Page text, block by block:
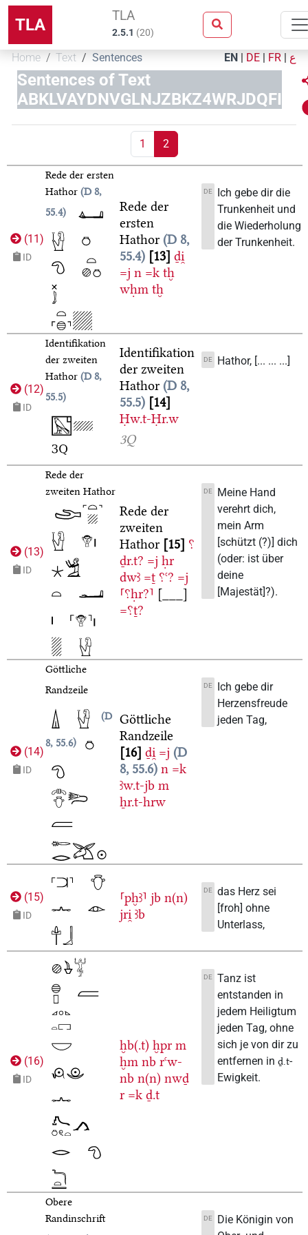
TLA TLA
2.5.1 (20)
Home Text Sentences EN | DE | FR | ع
Sentences of Text
ABKLVAYDNVGLNJZBKZ4WRJDQFI
1 2
(11)
ID
Rede der ersten
Hathor D 8,
55.4
Rede der
ersten
Hathor D 8,
55.4
13 ḏi̯
=j n =k tḫ
wḥm tḫ
DE
Ich gebe dir die
Trunkenheit und
die Wiederholung
der Trunkenheit.
(12)
ID
Identifikation
der zweiten
Hathor D 8,
55.5
Identifikation
der zweiten
Hathor D 8,
55.5
14
Ḥw.t-Ḥr.w
3Q
DE Hathor, [... ... ...]
(13)
ID
Rede der
zweiten Hathor
Rede der
zweiten
Hathor 15 ⸮
ḏr.t? =j ḥr
dwꜣ =ṯ ⸮ꜥ? =j
⸢⸮ḥr?⸣ [___]
=⸮ṯ?
DE
Meine Hand
verehrt dich,
mein Arm
[schützt (?)] dich
(oder: ist über
deine
[Majestät]?).
(14)
ID
Göttliche
Randzeile
D
8, 55.6
Göttliche
Randzeile
16 ḏi̯ =j D
8, 55.6 n =k
ꜣw.t-jb m
ẖr.t-hrw
DE
Ich gebe dir
Herzensfreude
jeden Tag,
(15)
ID
⸢pḫꜣ⸣ jb n(n)
jri̯ ꜣb
DE das Herz sei
[froh] ohne
Unterlass,
(16)
ID
ḫb(.t) ḫpr m
ḫm nb rꜥw-
nb n(n) nwḏ
r =k ḏ.t
DE Tanz ist
entstanden in
jedem Heiligtum
jeden Tag, ohne
sich je von dir zu
entfernen inḏ.t-
Ewigkeit.
Obere
Randinschrift
DE
Die Königin von